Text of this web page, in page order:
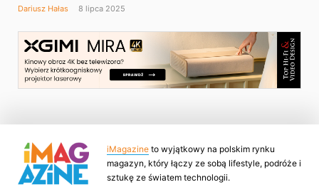
Dariusz Hałas 8 lipca 2025
iMagazine to wyjątkowy na polskim rynku
magazyn, który łączy ze sobą lifestyle, podróże i
sztukę ze światem technologii.